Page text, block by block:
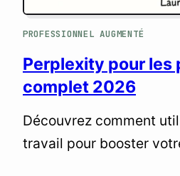
PROFESSIONNEL AUGMENTÉ
Perplexity pour les
complet 2026
Découvrez comment
travail pour booster